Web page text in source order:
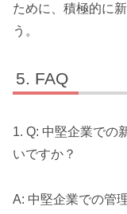
ために、積極的に
う。
FAQ
1. Q: 中堅企業での
いですか？
A: 中堅企業での管